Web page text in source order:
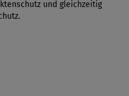
und gleichzeitig